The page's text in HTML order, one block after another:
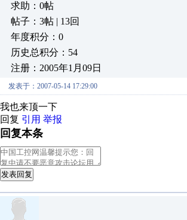
求助：0帖
帖子：3帖 | 13回
年度积分：0
历史总积分：54
注册：2005年1月09日
发表于：2007-05-14 17:29:00
我也来顶一下
回复 引用 举报
回复本条
发表回复